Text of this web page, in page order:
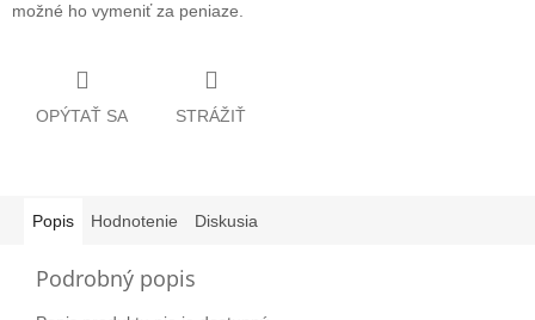
možné ho vymeniť za peniaze.
OPÝTAŤ SA STRÁŽIŤ
Popis Hodnotenie Diskusia
Podrobný popis